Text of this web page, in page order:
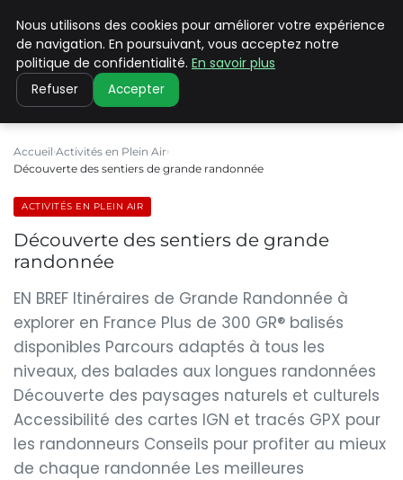
PILAT PATRIMOINES
Accueil Activités en Plein Air
Découverte des sentiers de grande randonnée
ACTIVITÉS EN PLEIN AIR
Découverte des sentiers de grande
randonnée
EN BREF Itinéraires de Grande Randonnée à
explorer en France Plus de 300 GR® balisés
disponibles Parcours adaptés à tous les
niveaux, des balades aux longues randonnées
Découverte des paysages naturels et culturels
Accessibilité des cartes IGN et tracés GPX pour
les randonneurs Conseils pour profiter au mieux
de chaque randonnée Les meilleures
Nous utilisons des cookies pour améliorer votre expérience
de navigation. En poursuivant, vous acceptez notre
politique de confidentialité. En savoir plus
Refuser Accepter